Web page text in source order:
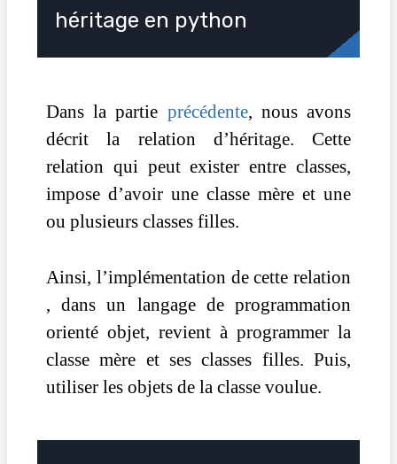
héritage en python
Dans la partie précédente, nous avons
décrit la relation d’héritage. Cette
relation qui peut exister entre classes,
impose d’avoir une classe mère et une
ou plusieurs classes filles.
Ainsi, l’implémentation de cette relation
, dans un langage de programmation
orienté objet, revient à programmer la
classe mère et ses classes filles. Puis,
utiliser les objets de la classe voulue.